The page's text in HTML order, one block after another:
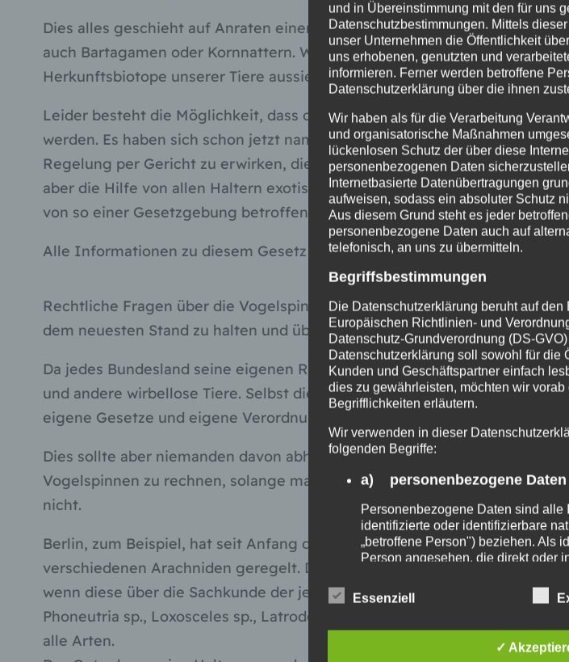
Dies alles geschieht auf Anraten einer Tierschutzorganisation die am
auch Bartagamen oder Kornnattern. Was das noch mit Tierschutz zu tun
Herkunftsbiotope unserer Tiere aussieht und demzufolge Nachzuchten
Leider besteht die Möglichkeit, dass dieses Gesetz auch von anderen
werden. Es haben sich schon jetzt namhafte Verbände und
Regelung per Gericht zu erwirken, die es jedem ermöglicht diese Tiere
aber die Hilfe von allen Haltern exotischer Tiere vonnöten, denn niemand
von so einer Gesetzgebung betroffen ist.
Alle Informationen zu diesem Gesetz und Gegenmaßnahmen finden Sie
Rechtliche Fragen über die Vogelspinnen-Haltung kann auch ich nicht
dem neuesten Stand zu halten und über neue Regelungen zu berichten.
Da jedes Bundesland seine eigenen Regelungen treffen kann, gibt es in
und andere wirbellose Tiere. Selbst die jeweiligen Ordnungsämter
eigene Gesetze und eigene Verordnungen erlassen kann.
Dies sollte aber niemanden davon abhalten sich mit diesen Tieren zu
Vogelspinnen zu rechnen, solange man sich an die Spielregeln der
nicht.
Berlin, zum Beispiel, hat seit Anfang des Jahres 2007 solch eine
verschiedenen Arachniden geregelt. Da dürfen unter anderem Händler
wenn diese über die Sachkunde der jeweiligen Tierart verfügen. Darunter
Phoneutria sp., Loxosceles sp., Latrodectus mactans, hasselti,
alle Arten.
und in Übereinstimmung mit den für uns
Datenschutzbestimmungen. Mittels
unser Unternehmen die Öffentlichkeit
uns erhobenen, genutzten und
informieren. Ferner werden betroffene
Datenschutzerklärung über die ihnen
Wir haben als für die Verarbeitung
und organisatorische Maßnahmen
lückenlosen Schutz der über diese
personenbezogenen Daten
Internetbasierte Datenübertragungen
aufweisen, sodass ein absoluter Schutz
Aus diesem Grund steht es jeder
personenbezogene Daten auch auf
telefonisch, an uns zu übermitteln.
Begriffsbestimmungen
Die Datenschutzerklärung beruht auf
Europäischen Richtlinien- und
Datenschutz-Grundverordnung (DS-
Datenschutzerklärung soll sowohl für die
Kunden und Geschäftspartner einfach
dies zu gewährleisten, möchten wir vorab
Begrifflichkeiten erläutern.
Wir verwenden in dieser
folgenden Begriffe:
a) personenbezogene Daten
Personenbezogene Daten sind alle
identifizierte oder identifizierbare
„betroffene Person") beziehen. Als
Person angesehen, die direkt oder
Kennnummer, zu Standortdaten, zu
einem oder mehreren besonderen
Person sind, identifiziert werden
Essenziell
✓